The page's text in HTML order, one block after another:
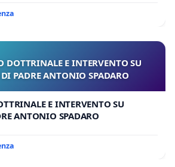
DOTTRINALE E INTERVENTO SU
PADRE ANTONIO SPADARO
E INTERVENTO SU
ANTONIO SPADARO